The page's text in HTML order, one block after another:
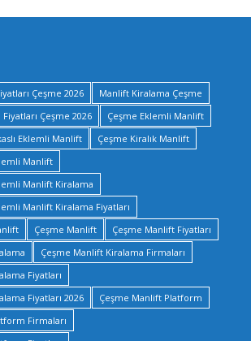
Çeşme 2026
Manlift Kiralama Çeşme
Çeşme 2026
Çeşme Eklemli Manlift
Eklemli Manlift
Çeşme Kiralık Manlift
Manlift
Manlift Kiralama
Manlift Kiralama Fiyatları
Çeşme Manlift
Çeşme Manlift Fiyatları
Çeşme Manlift Kiralama Firmaları
Fiyatları
Fiyatları 2026
Çeşme Manlift Platform
Firmaları